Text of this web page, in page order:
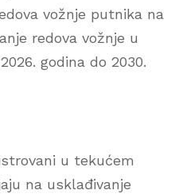
vožnje putnika na
redova vožnje u
godina do 2030.
u tekućem
na usklađivanje